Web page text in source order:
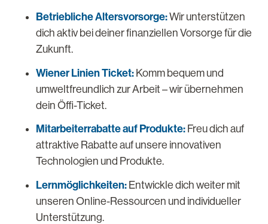
Betriebliche Altersvorsorge:Wir unterstützen
dich aktiv bei deiner finanziellen Vorsorge für die
Zukunft.
Wiener Linien Ticket: Komm bequem und
umweltfreundlich zur Arbeit – wir übernehmen
dein Öffi-Ticket.
Mitarbeiterrabatte auf Produkte: Freu dich auf
attraktive Rabatte auf unsere innovativen
Technologien und Produkte.
Lernmöglichkeiten: Entwickle dich weiter mit
unseren Online-Ressourcen und individueller
Unterstützung.